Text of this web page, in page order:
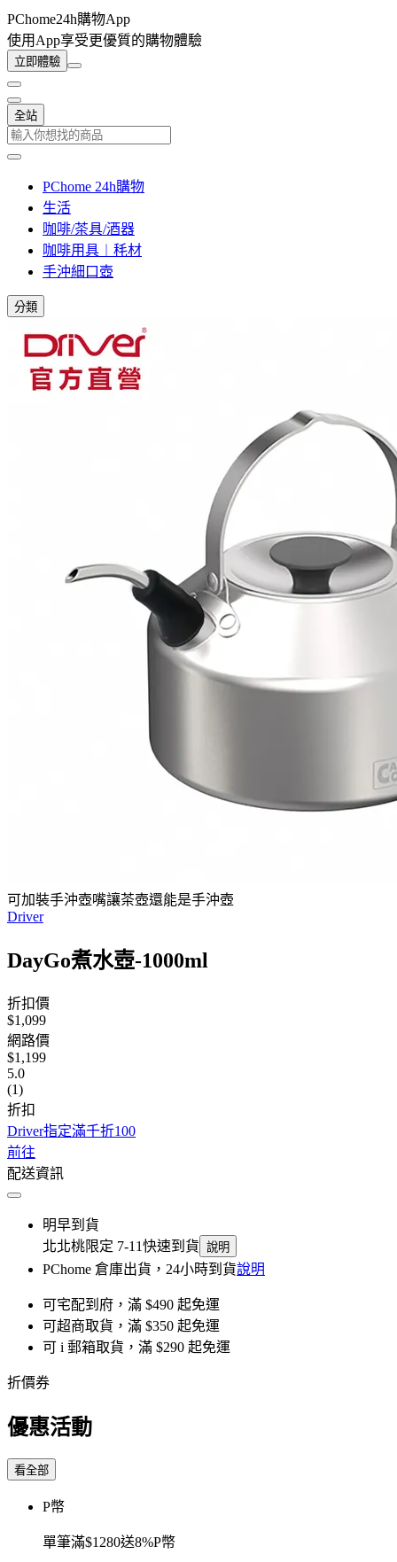
PChome24h購物App
使用App享受更優質的購物體驗
立即體驗
全站
PChome 24h購物
生活
咖啡/茶具/酒器
咖啡用具︱秏材
手沖細口壺
分類
可加裝手沖壺嘴讓茶壺還能是手沖壺
Driver
DayGo煮水壺-1000ml
折扣價
$1,099
網路價
$1,199
5.0
(1)
折扣
Driver指定滿千折100
前往
配送資訊
明早到貨
北北桃限定 7-11快速到貨 說明
PChome 倉庫出貨，24小時到貨說明
可宅配到府，滿 $490 起免運
可超商取貨，滿 $350 起免運
可 i 郵箱取貨，滿 $290 起免運
折價券
優惠活動
看全部
P幣
單筆滿$1280送8%P幣